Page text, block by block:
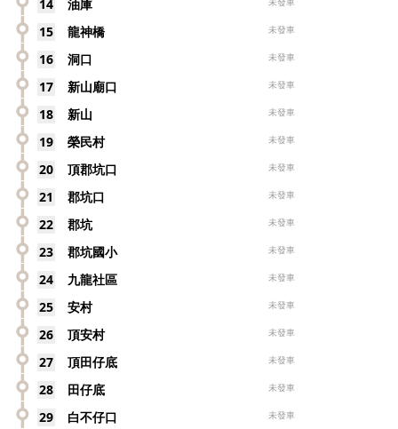
14 油庫
15 龍神橋 未發車
16 洞口 未發車
17 新山廟口 未發車
18 新山 未發車
19 榮民村 未發車
20 頂郡坑口 未發車
21 郡坑口 未發車
22 郡坑 未發車
23 郡坑國小 未發車
24 九龍社區 未發車
25 安村 未發車
26 頂安村 未發車
27 頂田仔底 未發車
28 田仔底 未發車
29 白不仔口 未發車